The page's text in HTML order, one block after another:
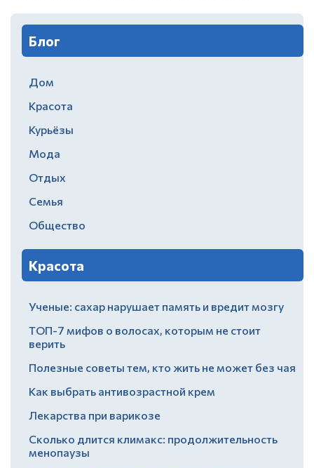
Блог
Дом
Красота
Курьёзы
Мода
Отдых
Семья
Общество
Красота
Ученые: сахар нарушает память и вредит мозгу
ТОП-7 мифов о волосах, которым не стоит
верить
Полезные советы тем, кто жить не может без чая
Как выбрать антивозрастной крем
Лекарства при варикозе
Сколько длится климакс: продолжительность
менопаузы